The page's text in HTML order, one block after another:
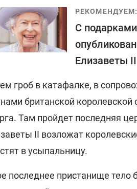
РЕКОМЕНДУЕМ:
С
Елизаветы II
гроб в катафалке, в
британской королевской
Там пройдет последняя
II возложат
в усыпальницу.
последнее пристанище тело